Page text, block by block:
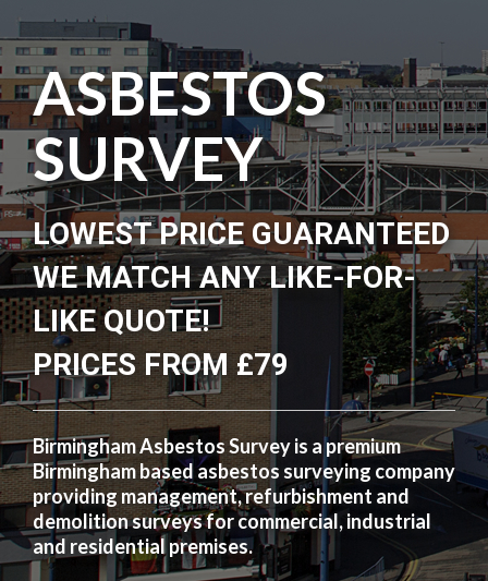
ASBESTOS
SURVEY
LOWEST PRICE GUARANTEED
WE MATCH ANY LIKE-FOR-
LIKE QUOTE!
PRICES FROM £79
Birmingham Asbestos Survey is a premium
Birmingham based asbestos surveying company
providing management, refurbishment and
demolition surveys for commercial, industrial
and residential premises.